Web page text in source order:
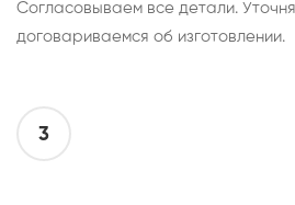
Согласовываем все детали.
договариваемся об изготовлении.
3